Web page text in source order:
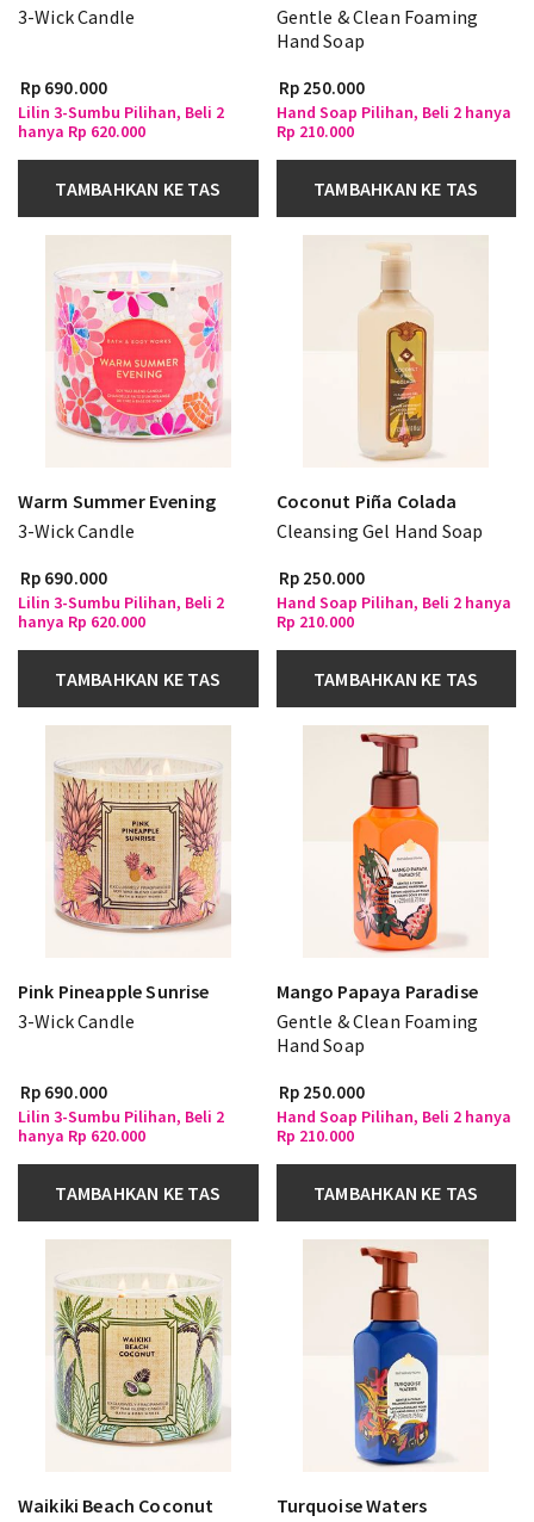
3-Wick Candle
Rp 690.000
Lilin 3-Sumbu Pilihan, Beli 2
hanya Rp 620.000
TAMBAHKAN KE TAS
Gentle & Clean Foaming
Hand Soap
Rp 250.000
Hand Soap Pilihan, Beli 2 hanya
Rp 210.000
TAMBAHKAN KE TAS
Warm Summer Evening
3-Wick Candle
Rp 690.000
Lilin 3-Sumbu Pilihan, Beli 2
hanya Rp 620.000
TAMBAHKAN KE TAS
Coconut Piña Colada
Cleansing Gel Hand Soap
Rp 250.000
Hand Soap Pilihan, Beli 2 hanya
Rp 210.000
TAMBAHKAN KE TAS
Pink Pineapple Sunrise
3-Wick Candle
Rp 690.000
Lilin 3-Sumbu Pilihan, Beli 2
hanya Rp 620.000
TAMBAHKAN KE TAS
Mango Papaya Paradise
Gentle & Clean Foaming
Hand Soap
Rp 250.000
Hand Soap Pilihan, Beli 2 hanya
Rp 210.000
TAMBAHKAN KE TAS
Waikiki Beach Coconut
Turquoise Waters